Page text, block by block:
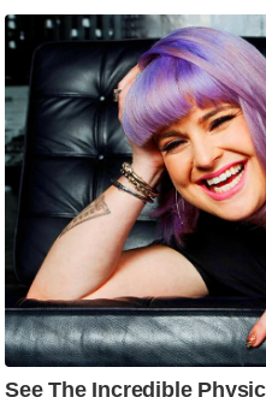
फै
श
न
लू
स्खे
प
र्य
ट